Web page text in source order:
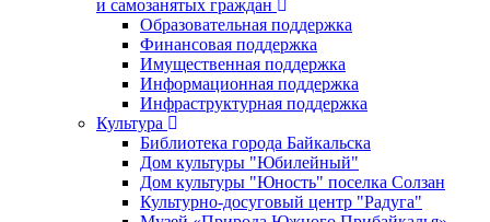
и самозанятых граждан
Образовательная поддержка
Финансовая поддержка
Имущественная поддержка
Информационная поддержка
Инфраструктурная поддержка
Культура
Библиотека города Байкальска
Дом культуры "Юбилейный"
Дом культуры "Юность" поселка Солзан
Культурно-досуговый центр "Радуга"